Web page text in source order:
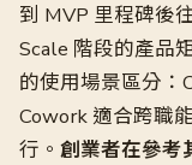
到 MVP 里程碑後
Scale 階段的產品
的使用場景區分：
Cowork 適合跨職
行。 創業者在參考